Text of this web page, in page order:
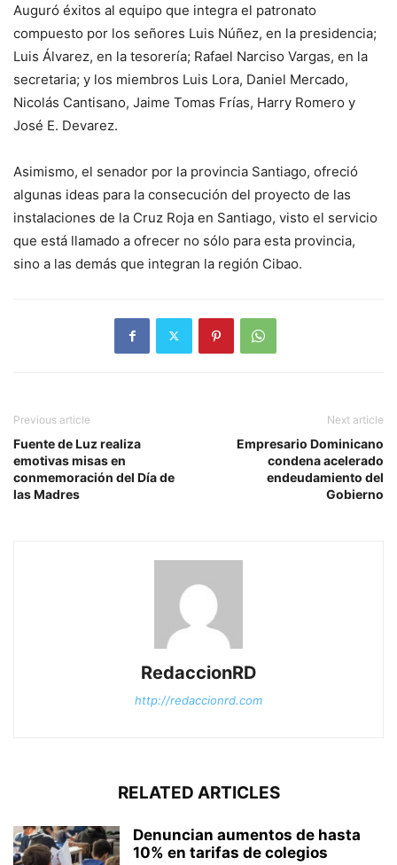
Auguró éxitos al equipo que integra el patronato
compuesto por los señores Luis Núñez, en la presidencia;
Luis Álvarez, en la tesorería; Rafael Narciso Vargas, en la
secretaria; y los miembros Luis Lora, Daniel Mercado,
Nicolás Cantisano, Jaime Tomas Frías, Harry Romero y
José E. Devarez.
Asimismo, el senador por la provincia Santiago, ofreció
algunas ideas para la consecución del proyecto de las
instalaciones de la Cruz Roja en Santiago, visto el servicio
que está llamado a ofrecer no sólo para esta provincia,
sino a las demás que integran la región Cibao.
Previous article
Fuente de Luz realiza
emotivas misas en
conmemoración del Día de
las Madres
Next article
Empresario Dominicano
condena acelerado
endeudamiento del
Gobierno
RedaccionRD
http://redaccionrd.com
RELATED ARTICLES
Denuncian aumentos de hasta
10% en tarifas de colegios